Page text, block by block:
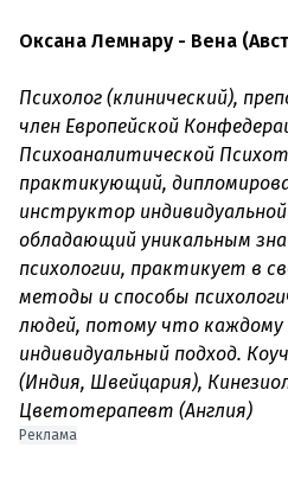
Оксана Лемнару - Вена
Психолог (клинический),
член Европейской
Психоаналитической
практикующий,
инструктор
обладающий уникальным
психологии, практикует в
методы и способы
людей, потому что каждому
индивидуальный подход.
(Индия, Швейцария),
Цветотерапевт (Англия)
Реклама